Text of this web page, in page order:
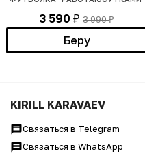
3 590 ₽ 3 990₽
Беру
KIRILL KARAVAEV
Связаться в Telegram
Связаться в WhatsApp